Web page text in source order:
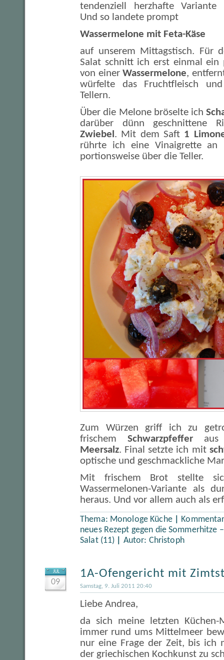
tendenziell herzhafte Variante
Und so landete prompt
Wassermelone mit Feta-Käse
auf unserem Mittagstisch. Für
Salat schnitt ich erst einmal ein
von einer Wassermelone,
würfelte das Fruchtfleisch
Tellern.
Über die Melone bröselte ich
darüber dünn geschnittene
Zwiebel . Mit dem Saft 1
rührte ich eine Vinaigrette an
portionsweise über die Teller.
Zum Würzen griff ich zu
frischemSchwarzpfeffer aus
Meersalz. Final setzte ich mit
optische und geschmackliche
Mit frischem Brot stellte
Wassermelonen-Variante als
heraus. Und vor allem auch als
Thema: Monologe Küche
neues Rezept gegen die Sommerhitze
Salat (11)
Autor: Christoph
JUL
09
1A-Ofengericht mit
Samstag, 9. Juli 2011 20:40
Liebe Andrea,
da sich meine letzten Küchen-
immer rund ums Mittelmeer
nur eine Frage der Zeit, bis ich
der griechischen Kochkunst zu